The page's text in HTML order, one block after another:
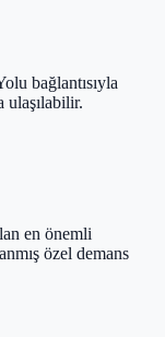
bağlantısıyla
ulaşılabilir.
en önemli
özel demans